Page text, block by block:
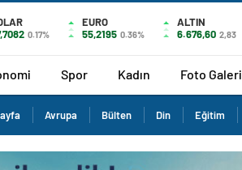
0.17%
EURO
55,2195 0.36%
ALTIN
6.676,60 2,83
Spor Kadın Foto Galeri
Avrupa Bülten Din Eğitim